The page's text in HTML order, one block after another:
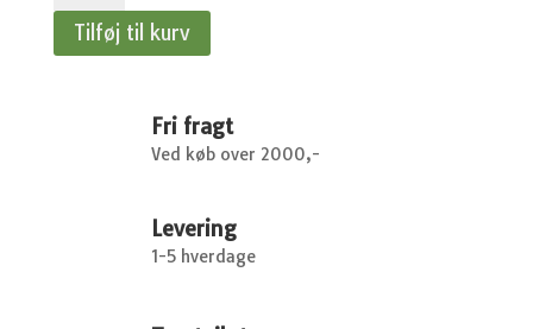
skaft
Tilføj til kurv
Fri fragt
Ved køb over 2000,-
Levering
1-5 hverdage